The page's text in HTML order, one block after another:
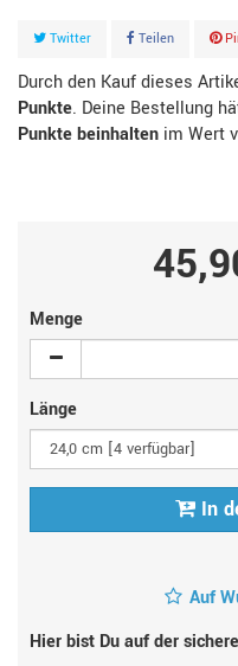
Twitter Teilen
Durch den Kauf dieses
Punkte. Deine Bestellung
Punkte beinhalten im Wert
Menge
Länge
In
Auf
Hier bist Du auf der